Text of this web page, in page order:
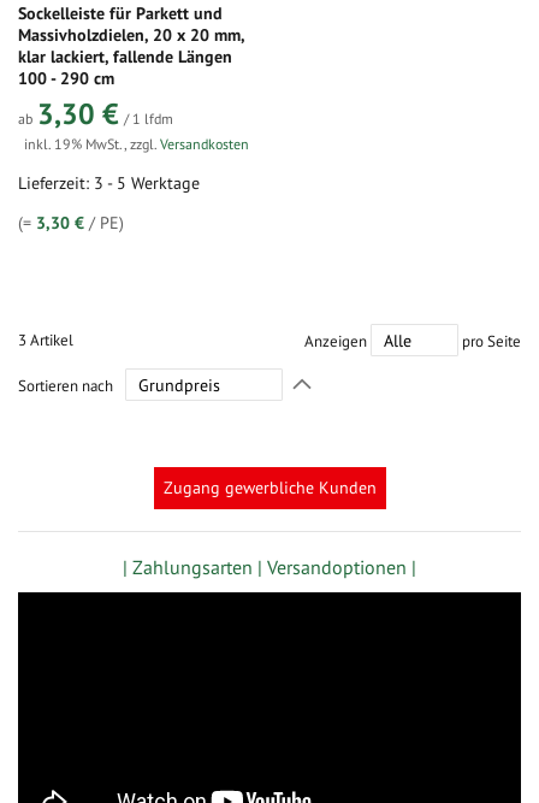
Sockelleiste für Parkett und
Massivholzdielen, 20 x 20 mm,
klar lackiert, fallende Längen
100 - 290 cm
ab 3,30 € / 1 lfdm
inkl. 19% MwSt., zzgl. Versandkosten
Lieferzeit: 3 - 5 Werktage
(= 3,30 € / PE)
3 Artikel Anzeigen pro Seite
Sortieren nach
Zugang gewerbliche Kunden
| Zahlungsarten | Versandoptionen |